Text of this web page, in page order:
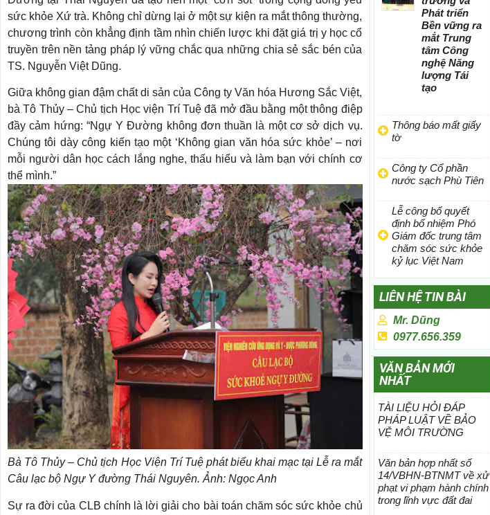
sức khỏe Xứ trà. Không chỉ dừng lại ở một sự kiện ra mắt thông thường,
chương trình còn khẳng định tầm nhìn chiến lược khi đặt giá trị y học cổ
truyền trên nền tảng pháp lý vững chắc qua những chia sẻ sắc bén của
TS. Nguyễn Việt Dũng.
Giữa không gian đậm chất di sản của Công ty Văn hóa Hương Sắc Việt,
bà Tô Thủy – Chủ tịch Học viện Trí Tuệ đã mở đầu bằng một thông điệp
đầy cảm hứng: “Ngự Y Đường không đơn thuần là một cơ sở dịch vụ.
Chúng tôi dày công kiến tạo một ‘Không gian văn hóa sức khỏe’ – nơi
mỗi người dân học cách lắng nghe, thấu hiểu và làm bạn với chính cơ
thể mình.”
Bà Tô Thủy – Chủ tịch Học Viện Trí Tuệ phát biểu khai mạc tại Lễ ra mắt
Câu lạc bộ Ngự Y đường Thái Nguyên. Ảnh: Ngọc Anh
Sự ra đời của CLB chính là lời giải cho bài toán chăm sóc sức khỏe chủ
Phát triển
Bền vững ra
mắt Trung
tâm Công
nghệ Năng
lượng Tái
tạo
Thông báo mất giấy
tờ
Công ty Cổ phần
nước sạch Phù Tiên
Lễ công bố quyết
định bổ nhiệm Phó
Giám đốc trung tâm
chăm sóc sức khỏe
kỷ lục Việt Nam
LIÊN HỆ TIN BÀI
Mr. Dũng
0977.656.359
VĂN BẢN MỚI
NHẤT
TÀI LIỆU HỎI ĐÁP
PHÁP LUẬT VỀ BẢO
VỆ MÔI TRƯỜNG
Văn bản hợp nhất số
14/VBHN-BTNMT về xử
phạt vi phạm hành chính
trong lĩnh vực đất đai